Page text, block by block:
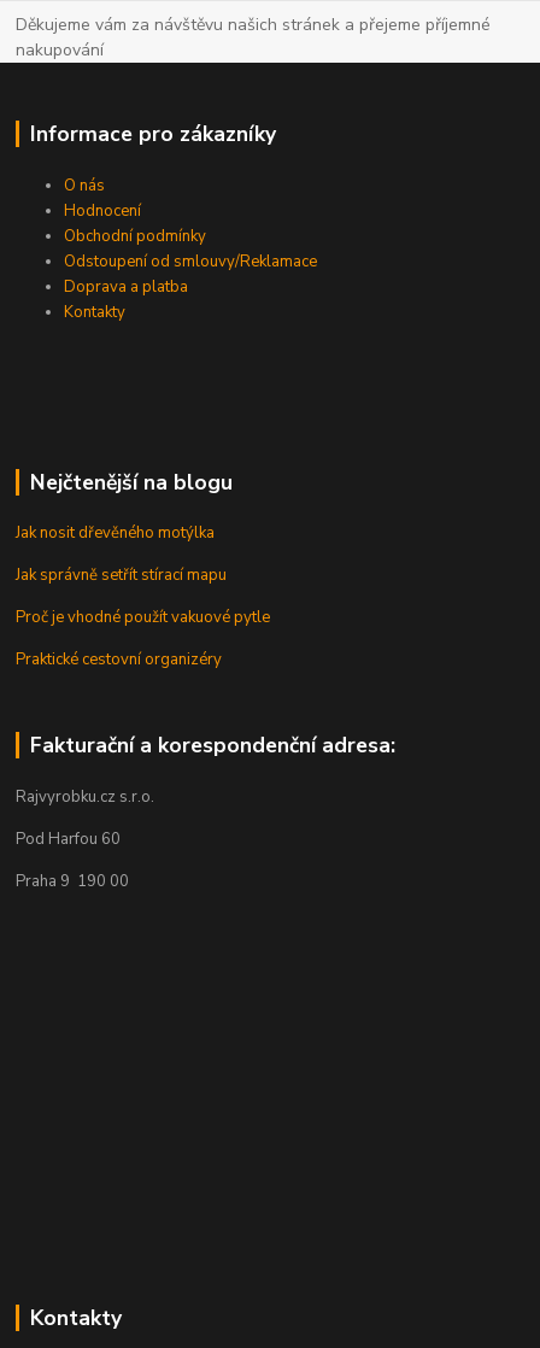
Děkujeme vám za návštěvu našich stránek a přejeme příjemné
nakupování
Informace pro zákazníky
O nás
Hodnocení
Obchodní podmínky
Odstoupení od smlouvy/Reklamace
Doprava a platba
Kontakty
Nejčtenější na blogu
Jak nosit dřevěného motýlka
Jak správně setřít stírací mapu
Proč je vhodné použít vakuové pytle
Praktické cestovní organizéry
Fakturační a korespondenční adresa:
Rajvyrobku.cz s.r.o.
Pod Harfou 60
Praha 9 190 00
Kontakty